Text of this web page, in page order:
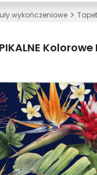
wykończeniowe >